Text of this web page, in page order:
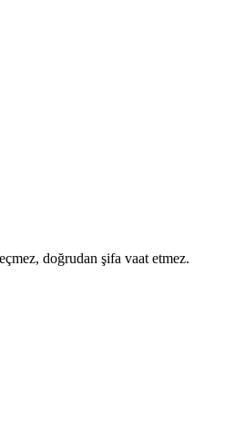
doğrudan şifa vaat etmez.